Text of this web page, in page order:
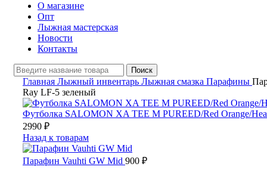
О магазине
Опт
Лыжная мастерская
Новости
Контакты
Поиск
Главная Лыжный инвентарь Лыжная смазка Парафины
Ray LF-5 зеленый
Футболка SALOMON XA TEE M PUREED/Red Orange/
2990 ₽
Назад к товарам
Парафин Vauhti GW Mid 900 ₽